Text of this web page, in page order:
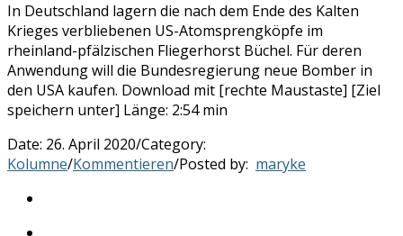
In Deutschland lagern die nach dem Ende des Kalten
Krieges verbliebenen US-Atomsprengköpfe im
rheinland-pfälzischen Fliegerhorst Büchel. Für deren
Anwendung will die Bundesregierung neue Bomber in
den USA kaufen. Download mit [rechte Maustaste] [Ziel
speichern unter] Länge: 2:54 min
Date: 26. April 2020/Category:
Kolumne/Kommentieren/Posted by: maryke